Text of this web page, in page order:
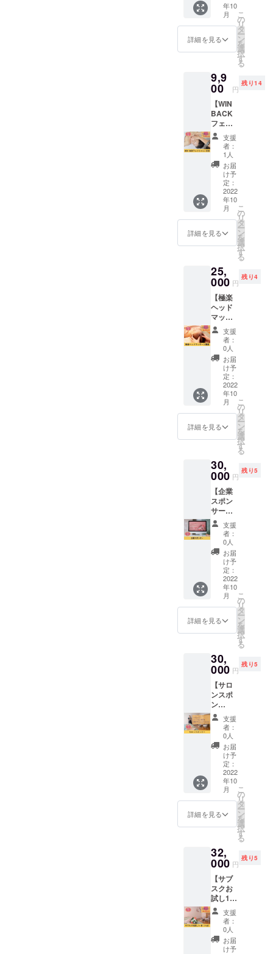
医療、
診療行
為では
ませ
ん。 ※
は個人
差があ
りま
す。
の実施
となり
ます ※
代込み
のお値
開催日
などの
詳細は
決まり
次第個
別にご
連絡い
たしま
す。 ※
店舗ま
での交
通費は
自己負
担とな
りま
医療、
診療行
ござい
ませ
は個人
差があ
りま
す。
られる
権利で
す。 20
名様限
住所は
個別に
ご連絡
しま
す。(福
岡県白
金) ※有
効期限
は2022
年10月
から1年
以内に
なりま
す。 ※
日程は
にて調
整いた
法令に
基づく
医療、
診療行
為では
ござい
ませ
ん。 ※
効果に
は個人
差があ
りま
す。
※15名様
限定 ※
有効期
限は
以内に
なりま
す。 ※
日程は
メール
にて調
整いた
しま
す。 ※
法令に
基づく
医療、
診療行
為では
ござい
ませ
ん。 ※
りま
す。
半身、
下半身
の全身
のオイ
ルマッ
サージ
価格で
ご提供
しま
す。 あ
なたの
その
時、そ
の日の
状態
や、お
悩みの
元とな
る改善
点を見
つけア
プロー
チする
あなた
だけの
マッ
サージ
です。
通常価
格
12,500
円のと
ころ、
9,500円
で施術
が受け
られる
権利で
す。 20
名様限
住所は
個別に
ご連絡
しま
す。(福
岡県白
金) ※有
効期限
は2022
年10月
から1年
以内に
なりま
す。 ※
日程は
にて調
整いた
法令に
基づく
医療、
診療行
為では
ござい
ませ
ん。 ※
効果に
は個人
差があ
りま
す。
年10
月
詳細を見る
こ
の
リ
タ
ー
ン
を
選
択
す
る
9,9
00 円
残り14
【WIN
BACK
フェイ
シャル
60分】
WIN
BACK
フェイ
シャル
60分を
受けら
れる権
利で
す。 通
常価格
15400
ころ、
9900円
で施術
が受け
られる
権利で
す。 施
術時間
は60
分。 10
名様限
定で
す。 リ
ターン
施術は
基本的
に八女
ます。
※久留米
市、福
岡市白
金での
施術も
ご相談
頂けま
す。(割
増料金
かかる
場合も
あり) ※
有効期
限は
2022年
10月か
ら1年間
す。 ※
日程は
メール
にて調
整いた
しま
す。 ※
法令に
基づく
医療、
診療行
為では
ござい
ませ
ん。 ※
は個人
差があ
支援
者：
1人
お届
け予
定：
2022
年10
月
詳細を見る
こ
の
リ
タ
ー
ン
を
選
択
す
る
25,
000 円
残り4
【極楽
ヘッド
マッ
サージ
講習】
極楽
ヘッド
マッ
サージ
講習を
受けら
れる権
利で
す。 国
際ライ
センス
スト考
案のク
セにな
る極楽
ヘッド
マッ
サージ
を伝授
しま
す。 通
常価格
50,000
円相当
→25,00
0円にな
りま
す。 4
内容：
頭、
耳、顔
→ドラ
イマッ
サージ
首、デ
コルテ
→オイ
ルマッ
サージ
場所：
福岡市
内もし
くは八
女市(住
ます) 時
間：２
時間×2
回 ※交
通費は
支援者
様のご
負担に
なりま
す。
支援
者：
0人
お届
け予
定：
2022
年10
月
詳細を見る
こ
の
リ
タ
ー
ン
を
選
択
す
る
30,
000 円
残り5
【企業
スポン
サー】
こころ
えくれ
れの企
業スポ
ンサー
になれ
る権利
です。
こころ
えくれ
れのHP
に企業
スポン
して企
業名、
企業の
ホーム
ページ
のリン
クを掲
載させ
ていた
だきま
す。 あ
なたの
企業名
をここ
ろえく
れれの
HPで
容は
メール
にて打
合せさ
せてい
ただき
ます。
※ネット
ワーク
販売や
企業イ
支援
者：
0人
お届
け予
定：
2022
年10
月
詳細を見る
こ
の
リ
タ
ー
ン
を
選
択
す
る
30,
000 円
残り5
【サロ
ンスポ
ン
サー】
こころ
えくれ
れのお
店にチ
ラシを
置ける
権利で
す。 こ
ころえ
くれれ
の店内
に、お
ただい
たチラ
シを100
枚置く
ことが
できま
す。 ※
設置期
間は
2022年
10月か
支援
者：
0人
お届
け予
定：
2022
年10
月
詳細を見る
こ
の
リ
タ
ー
ン
を
選
択
す
る
32,
000 円
残り5
【サブ
スクお
試し1ヶ
月オイ
ルマッ
サージ
90分(八
女)】 月
支援
者：
0人
お届
け予